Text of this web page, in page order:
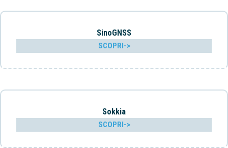
SinoGNSS
SCOPRI->
Sokkia
SCOPRI->